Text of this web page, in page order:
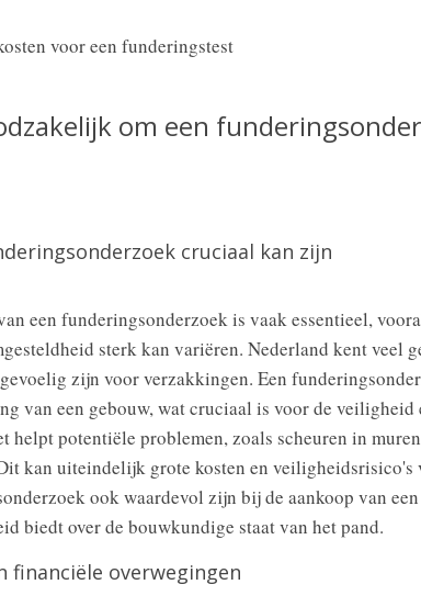
om een
cruciaal kan zijn
een funderingsonderzoek is vaak essentieel,
sterk kan variëren. Nederland kent veel
zijn voor verzakkingen. Een
van een gebouw, wat cruciaal is voor de
helpt potentiële problemen, zoals scheuren in
kan uiteindelijk grote kosten en veiligheidsrisico's
ook waardevol zijn bij de aankoop van
biedt over de bouwkundige staat van het pand.
financiële overwegingen